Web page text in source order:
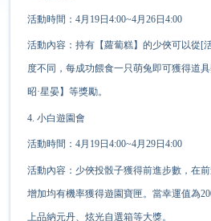
活動時間：4月19日4:00~4月26日4:00
活動內容：持有【蘿蔔糕】的少俠可以從[
度不同，每成功餵食一只萌兔即可獲得道
昭·星晏】等獎勵。
4. 小白遊園會
活動時間：4月19日4:00~4月29日4:00
活動內容：少俠投骰子獲得前進步數，在
增加均有機率獲得遊園寶匣。當幸運值為
上品納元丹、炫光自選箱等大獎。